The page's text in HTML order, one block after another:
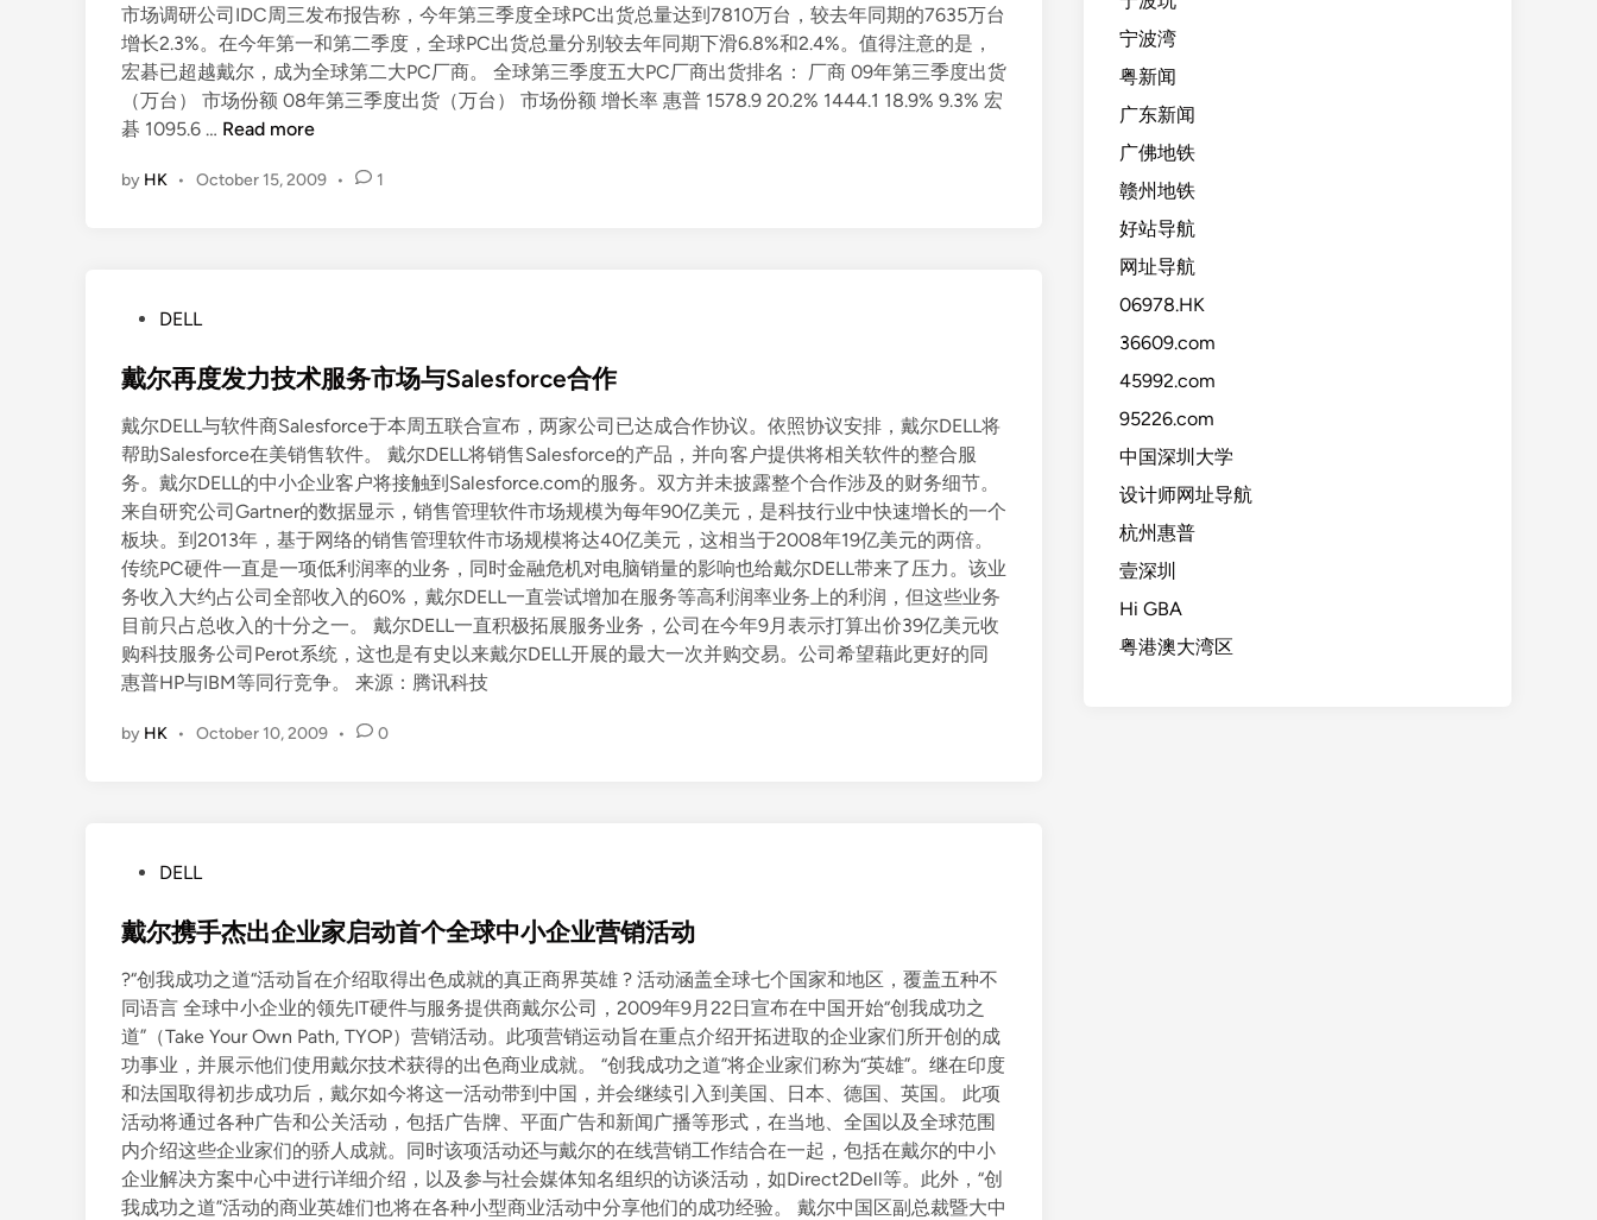
e
d
i
市场调研公司IDC周三发布报告称，今年第三季度全球PC出货总量达到7810万台，较去年同期的7635万台
增长2.3%。在今年第一和第二季度，全球PC出货总量分别较去年同期下滑6.8%和2.4%。值得注意的是，
宏碁已超越戴尔，成为全球第二大PC厂商。 全球第三季度五大PC厂商出货排名： 厂商 09年第三季度出货
（万台） 市场份额 08年第三季度出货（万台） 市场份额 增长率 惠普 1578.9 20.2% 1444.1 18.9% 9.3% 宏
碁 1095.6 … 宏
第
超
戴
尔
居
全
球
第
二
Read more
by HK • October 15, 2009 • 1
s
e
d
i
n
DELL
戴尔再度发力技术服务市场与Salesforce合作
戴尔DELL与软件商Salesforce于本周五联合宣布，两家公司已达成合作协议。依照协议安排，戴尔DELL将
帮助Salesforce在美销售软件。 戴尔DELL将销售Salesforce的产品，并向客户提供将相关软件的整合服
务。戴尔DELL的中小企业客户将接触到Salesforce.com的服务。双方并未披露整个合作涉及的财务细节。
来自研究公司Gartner的数据显示，销售管理软件市场规模为每年90亿美元，是科技行业中快速增长的一个
板块。到2013年，基于网络的销售管理软件市场规模将达40亿美元，这相当于2008年19亿美元的两倍。
传统PC硬件一直是一项低利润率的业务，同时金融危机对电脑销量的影响也给戴尔DELL带来了压力。该业
务收入大约占公司全部收入的60%，戴尔DELL一直尝试增加在服务等高利润率业务上的利润，但这些业务
目前只占总收入的十分之一。 戴尔DELL一直积极拓展服务业务，公司在今年9月表示打算出价39亿美元收
购科技服务公司Perot系统，这也是有史以来戴尔DELL开展的最大一次并购交易。公司希望藉此更好的同
惠普HP与IBM等同行竞争。 来源：腾讯科技
by HK • October 10, 2009 • 0
s
e
d
i
n
DELL
戴尔携手杰出企业家启动首个全球中小企业营销活动
?“创我成功之道“活动旨在介绍取得出色成就的真正商界英雄 ? 活动涵盖全球七个国家和地区，覆盖五种不
同语言 全球中小企业的领先IT硬件与服务提供商戴尔公司，2009年9月22日宣布在中国开始“创我成功之
道”（Take Your Own Path, TYOP）营销活动。此项营销运动旨在重点介绍开拓进取的企业家们所开创的成
功事业，并展示他们使用戴尔技术获得的出色商业成就。 “创我成功之道”将企业家们称为“英雄”。继在印度
和法国取得初步成功后，戴尔如今将这一活动带到中国，并会继续引入到美国、日本、德国、英国。 此项
活动将通过各种广告和公关活动，包括广告牌、平面广告和新闻广播等形式，在当地、全国以及全球范围
内介绍这些企业家们的骄人成就。同时该项活动还与戴尔的在线营销工作结合在一起，包括在戴尔的中小
企业解决方案中心中进行详细介绍，以及参与社会媒体知名组织的访谈活动，如Direct2Dell等。此外，“创
我成功之道”活动的商业英雄们也将在各种小型商业活动中分享他们的成功经验。 戴尔中国区副总裁暨大中
宁波湾
粤新闻
广东新闻
广佛地铁
赣州地铁
好站导航
网址导航
06978.HK
36609.com
45992.com
95226.com
中国深圳大学
设计师网址导航
杭州惠普
壹深圳
Hi GBA
粤港澳大湾区